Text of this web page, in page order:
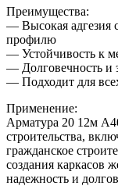
Преимущества:
— Высокая адгезия
профилю
— Устойчивость к
— Долговечность и
— Подходит для
Применение:
Арматура 20 12м
строительства,
гражданское
создания каркасов
надежность и